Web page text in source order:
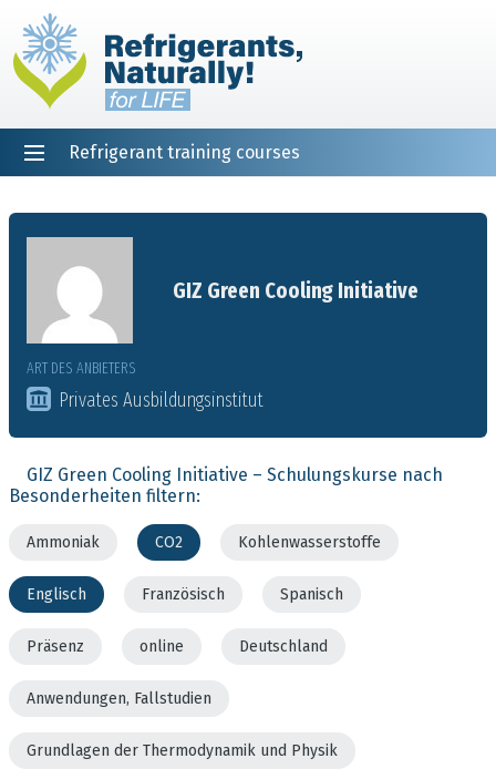
Refrigerant training courses
GIZ Green Cooling Initiative
ART DES ANBIETERS
Privates Ausbildungsinstitut
GIZ Green Cooling Initiative – Schulungskurse nach
Besonderheiten filtern:
Ammoniak CO2 Kohlenwasserstoffe
Englisch Französisch Spanisch
Präsenz online Deutschland
Anwendungen, Fallstudien
Grundlagen der Thermodynamik und Physik